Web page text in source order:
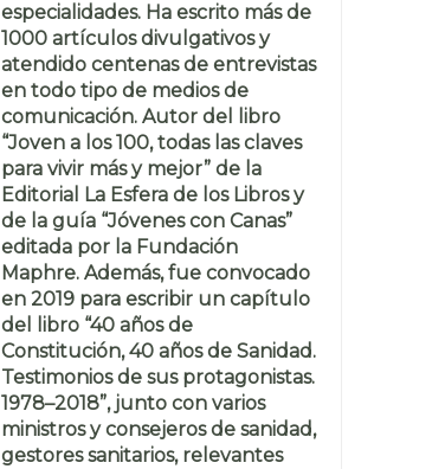
especialidades. Ha escrito más de
1000 artículos divulgativos y
atendido centenas de entrevistas
en todo tipo de medios de
comunicación. Autor del libro
“Joven a los 100, todas las claves
para vivir más y mejor” de la
Editorial La Esfera de los Libros y
de la guía “Jóvenes con Canas”
editada por la Fundación
Maphre. Además, fue convocado
en 2019 para escribir un capítulo
del libro “40 años de
Constitución, 40 años de Sanidad.
Testimonios de sus protagonistas.
1978–2018”, junto con varios
ministros y consejeros de sanidad,
gestores sanitarios, relevantes